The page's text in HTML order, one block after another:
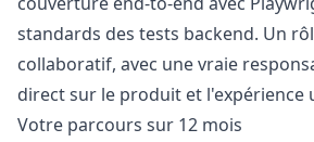
standards des tests backend. Un
collaboratif, avec une vraie
direct sur le produit et l'expérience
Votre parcours sur 12 mois